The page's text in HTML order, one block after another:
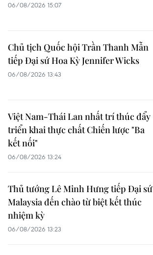
06/08/2026 15:07
Chủ tịch Quốc hội Trần Thanh Mẫn
tiếp Đại sứ Hoa Kỳ Jennifer Wicks
06/08/2026 13:43
Việt Nam-Thái Lan nhất trí thúc đẩy
triển khai thực chất Chiến lược "Ba
kết nối"
06/08/2026 13:24
Thủ tướng Lê Minh Hưng tiếp Đại sứ
Malaysia đến chào từ biệt kết thúc
nhiệm kỳ
06/08/2026 13:23